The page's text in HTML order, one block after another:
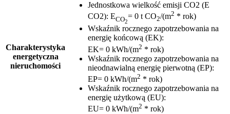
Charakterystyka
energetyczna
nieruchomości
Jednostkowa wielkość emisji CO2 (E
CO2): ECO2
= 0 t CO2/(m2 * rok)
Wskaźnik rocznego zapotrzebowania na
energię końcową (EK):
EK= 0 kWh/(m2 * rok)
Wskaźnik rocznego zapotrzebowania na
nieodnawialną energię pierwotną (EP):
EP= 0 kWh/(m2 * rok)
Wskaźnik rocznego zapotrzebowania na
energię użytkową (EU):
EU= 0 kWh/(m2 * rok)